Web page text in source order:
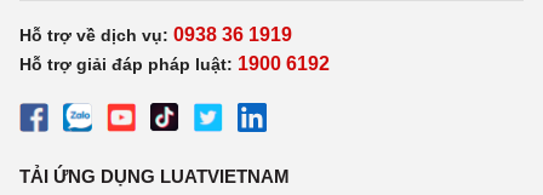
Hỗ trợ về dịch vụ: 0938 36 1919
Hỗ trợ giải đáp pháp luật: 1900 6192
TẢI ỨNG DỤNG LUATVIETNAM